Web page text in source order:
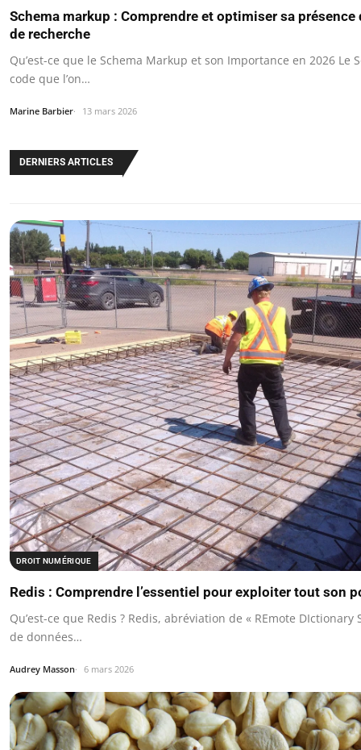
Schema markup : Comprendre et optimiser sa
de recherche
Qu’est-ce que le Schema Markup et son Importance en 2026 Le
code que l’on…
Marine Barbier 13 mars 2026
DERNIERS ARTICLES
DROIT NUMÉRIQUE
Redis : Comprendre l’essentiel pour exploiter tout son
Qu’est-ce que Redis ? Redis, abréviation de « REmote DIctionary
de données…
Audrey Masson 6 mars 2026